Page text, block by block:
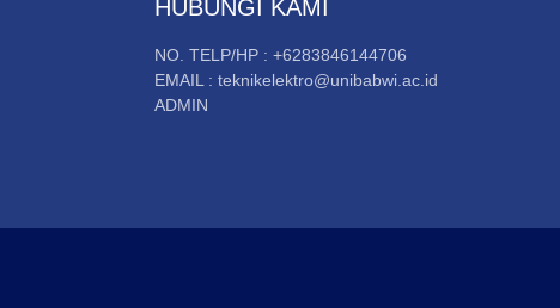
HUBUNGI KAMI
NO. TELP/HP : +6283846144706
EMAIL : teknikelektro@unibabwi.ac.id
ADMIN